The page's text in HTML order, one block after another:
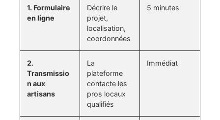
1. Formulaire
en ligne
Décrire le
projet,
localisation,
coordonnées
5 minutes
2.
Transmissio
n aux
artisans
La
plateforme
contacte les
pros locaux
qualifiés
Immédiat